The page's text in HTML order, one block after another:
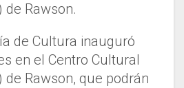
de Rawson.
de Cultura inauguró
en el Centro Cultural
de Rawson, que podrán